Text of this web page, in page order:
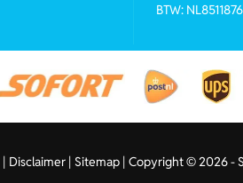
BTW:
Disclaimer Sitemap Copyright © 2026 -